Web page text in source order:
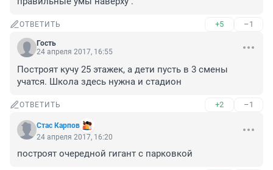
ОТВЕТИТЬ +5 –1
Гость
24 апреля 2017, 16:55
Построят кучу 25 этажек, а дети пусть в 3 смены
учатся. Школа здесь нужна и стадион
ОТВЕТИТЬ +2 –1
Стас Карпов
24 апреля 2017, 16:20
построят очередной гигант с парковкой